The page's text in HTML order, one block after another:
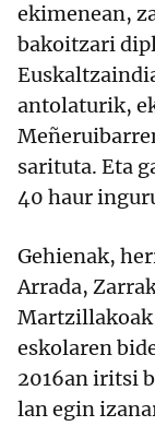
ekimenean,
bakoitzari
antolaturik,
sarituta. Eta
40 haur
Gehienak,
Arrada,
Martzillakoak
eskolaren
2016an iritsi
lan egin